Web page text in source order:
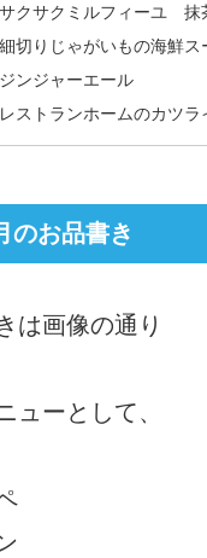
サクサクミルフィーユ 抹
細切りじゃがいもの海鮮ス
ジンジャーエール
レストランホームのカツラ
のお品書き
は画像の通り
ューとして、